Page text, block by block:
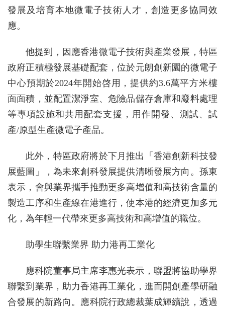
發展及培育本地微電子技術人才，創造更多協同效
應。
他提到，因應香港微電子技術與產業發展，特區
政府正積極發展基礎配套，位於元朗創新園的微電子
中心預期於2024年開始啓用，提供約3.6萬平方米樓
面面積，並配置潔淨室、危險品儲存倉庫和廢料處理
等專項設施和共用配套支援，用作開發、測試、試
產/原型生產微電子產品。
此外，特區政府將於下月推出「香港創新科技發
展藍圖」，為未來創科發展提供清晰發展方向。孫東
表示，會與業界攜手推動更多高增值和高技術含量的
製造工序和生產線在港進行，使本港的經濟更加多元
化，為年輕一代帶來更多高技術和高增值的職位。
助學生聯繫業界 助力港再工業化
應科院董事局主席李惠光表示，聯盟將協助學界
聯繫到業界，助力香港再工業化，進而開創產學研融
合發展的新路向。應科院行政總裁葉成輝續說，透過